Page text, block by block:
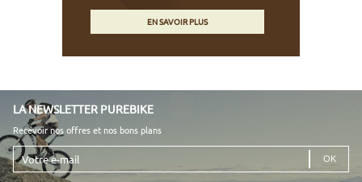
EN SAVOIR PLUS
LA NEWSLETTER PUREBIKE
Recevoir nos offres et nos bons plans
Votre
e-
mail